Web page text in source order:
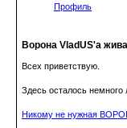
Профиль
Ворона VladUS'а
Всех приветствую.
Здесь осталось немного
Никому не нужная